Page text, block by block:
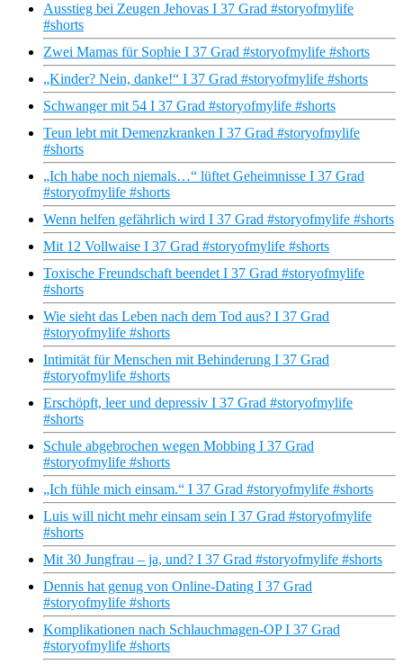
Ausstieg bei Zeugen Jehovas I 37 Grad #storyofmylife
#shorts
Zwei Mamas für Sophie I 37 Grad #storyofmylife #shorts
„Kinder? Nein, danke!“ I 37 Grad #storyofmylife #shorts
Schwanger mit 54 I 37 Grad #storyofmylife #shorts
Teun lebt mit Demenzkranken I 37 Grad #storyofmylife
#shorts
„Ich habe noch niemals…“ lüftet Geheimnisse I 37 Grad
#storyofmylife #shorts
Wenn helfen gefährlich wird I 37 Grad #storyofmylife #shorts
Mit 12 Vollwaise I 37 Grad #storyofmylife #shorts
Toxische Freundschaft beendet I 37 Grad #storyofmylife
#shorts
Wie sieht das Leben nach dem Tod aus? I 37 Grad
#storyofmylife #shorts
Intimität für Menschen mit Behinderung I 37 Grad
#storyofmylife #shorts
Erschöpft, leer und depressiv I 37 Grad #storyofmylife
#shorts
Schule abgebrochen wegen Mobbing I 37 Grad
#storyofmylife #shorts
„Ich fühle mich einsam.“ I 37 Grad #storyofmylife #shorts
Luis will nicht mehr einsam sein I 37 Grad #storyofmylife
#shorts
Mit 30 Jungfrau – ja, und? I 37 Grad #storyofmylife #shorts
Dennis hat genug von Online-Dating I 37 Grad
#storyofmylife #shorts
Komplikationen nach Schlauchmagen-OP I 37 Grad
#storyofmylife #shorts